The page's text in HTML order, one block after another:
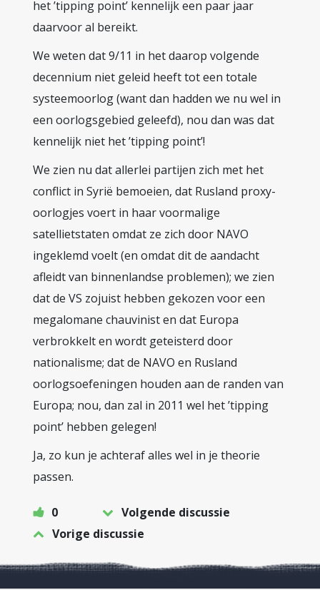
het ’tipping point’ kennelijk een paar jaar
daarvoor al bereikt.
We weten dat 9/11 in het daarop volgende
decennium niet geleid heeft tot een totale
systeemoorlog (want dan hadden we nu wel in
een oorlogsgebied geleefd), nou dan was dat
kennelijk niet het ’tipping point’!
We zien nu dat allerlei partijen zich met het
conflict in Syrië bemoeien, dat Rusland proxy-
oorlogjes voert in haar voormalige
satellietstaten omdat ze zich door NAVO
ingeklemd voelt (en omdat dit de aandacht
afleidt van binnenlandse problemen); we zien
dat de VS zojuist hebben gekozen voor een
megalomane chauvinist en dat Europa
verbrokkelt en wordt geteisterd door
nationalisme; dat de NAVO en Rusland
oorlogsoefeningen houden aan de randen van
Europa; nou, dan zal in 2011 wel het ’tipping
point’ hebben gelegen!
Ja, zo kun je achteraf alles wel in je theorie
passen.
0
Volgende discussie
Vorige discussie